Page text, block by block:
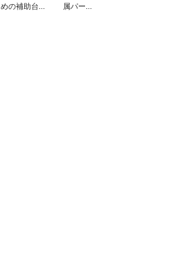
めの補助台...
属パー...